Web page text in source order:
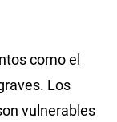
como el
Los
vulnerables